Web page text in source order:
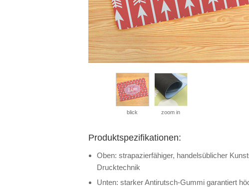
blick zoom in
Produktspezifikationen:
Oben: strapazierfähiger, handelsüblicher
Drucktechnik
Unten: starker Antirutsch-Gummi garantiert